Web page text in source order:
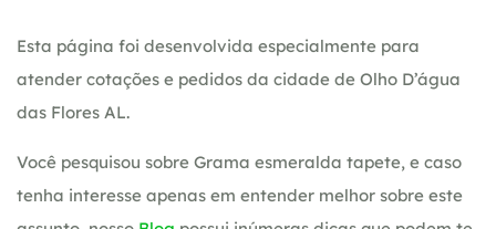
Esta página foi desenvolvida especialmente para
atender cotações e pedidos da cidade de Olho D’água
das Flores AL.
Você pesquisou sobre Grama esmeralda tapete, e caso
tenha interesse apenas em entender melhor sobre este